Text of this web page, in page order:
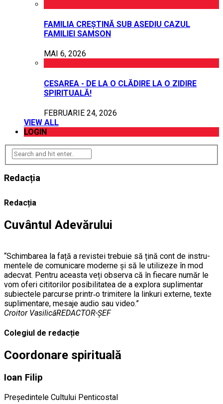
FAMILIA CREȘTINĂ SUB ASEDIU CAZUL
FAMILIEI SAMSON
MAI 6, 2026
CESAREA - DE LA O CLĂDIRE LA O ZIDIRE
SPIRITUALĂ!
FEBRUARIE 24, 2026
VIEW ALL
LOGIN
Redacția
Redacția
Cuvântul Adevărului
“Schimbarea la față a revistei trebuie să țină cont de instru­
men­tele de comunicare mo­derne și să le utilizeze în mod
adecvat. Pentru aceasta veți observa că în fiecare număr le
vom oferi cititorilor posibilitatea de a explora suplimentar
subiectele parcurse printr‑o trimitere la linkuri externe, texte
suplimentare, mesaje audio sau video.”
Croitor VasilicăREDACTOR-ȘEF
Colegiul de redacție
Coordonare spirituală
Ioan Filip
Președintele Cultului Penticostal